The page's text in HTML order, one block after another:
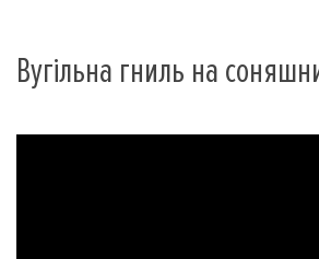
Вугільна гниль на